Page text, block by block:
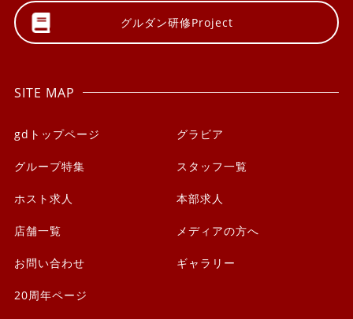
グルダン研修Project
SITE MAP
gdトップページ グラビア
グループ特集 スタッフ一覧
ホスト求人 本部求人
店舗一覧 メディアの方へ
お問い合わせ ギャラリー
20周年ページ